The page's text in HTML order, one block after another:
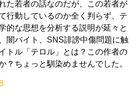
た若者の話なのだが、この若者が
行動しているのか全く判らず、テ
的な思想を分析する説明が延々と
闇バイト、SNS誹謗中傷問題に触
トル「テロル」とは？この作者の
？ちょっと馴染めませんでした。